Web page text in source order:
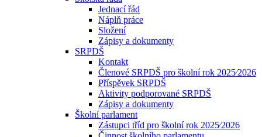
Jednací řád
Náplň práce
Složení
Zápisy a dokumenty
SRPDŠ
Kontakt
Členové SRPDŠ pro školní rok 2025⁄2026
Příspěvek SRPDŠ
Aktivity podporované SRPDŠ
Zápisy a dokumenty
Školní parlament
Zástupci tříd pro školní rok 2025⁄2026